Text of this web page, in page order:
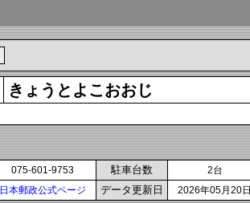
きょうとよこおおじ
075-601-9753 駐車台数 2台
日本郵政公式ページ データ更新日 2026年05月20日